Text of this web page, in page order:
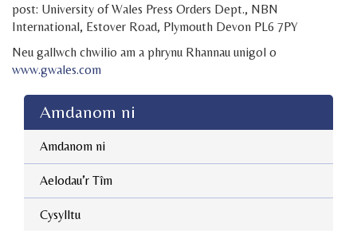
post: University of Wales Press Orders Dept., NBN
International, Estover Road, Plymouth Devon PL6 7PY
Neu gallwch chwilio am a phrynu Rhannau unigol o
www.gwales.com
Amdanom ni
Aelodau’r Tîm
Cysylltu